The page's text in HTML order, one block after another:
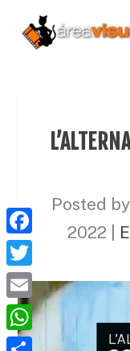
Posted by
2022
F
a
c
e
T
w
i
E
m
W